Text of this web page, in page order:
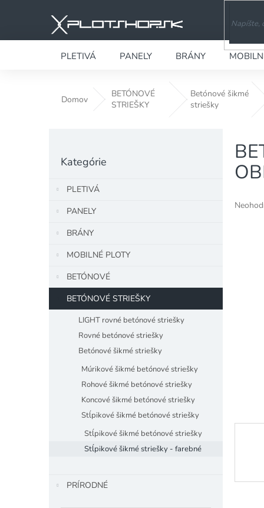
PLETIVÁ PANELY BRÁNY
Domov
BETÓNOVÉ
STRIEŠKY
Betónové šikmé
striešky
kategórie
Kategórie
PLETIVÁ
PANELY
BRÁNY
MOBILNÉ PLOTY
BETÓNOVÉ
BETÓNOVÉ STRIEŠKY
LIGHT rovné betónové striešky
Rovné betónové striešky
Betónové šikmé striešky
Múrikové šikmé betónové striešky
Rohové šikmé betónové striešky
Koncové šikmé betónové striešky
Stĺpikové šikmé betónové striešky
Stĺpikové šikmé betónové striešky
Stĺpikové šikmé striešky - farebné
PRÍRODNÉ